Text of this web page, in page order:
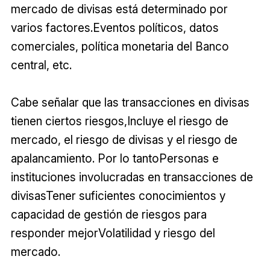
mercado de divisas está determinado por
varios factores.Eventos políticos, datos
comerciales, política monetaria del Banco
central, etc.
Cabe señalar que las transacciones en divisas
tienen ciertos riesgos,Incluye el riesgo de
mercado, el riesgo de divisas y el riesgo de
apalancamiento. Por lo tantoPersonas e
instituciones involucradas en transacciones de
divisasTener suficientes conocimientos y
capacidad de gestión de riesgos para
responder mejorVolatilidad y riesgo del
mercado.